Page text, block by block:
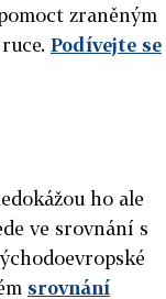
zraněným
Podívejte se
ho ale
ve srovnání s
srovnání